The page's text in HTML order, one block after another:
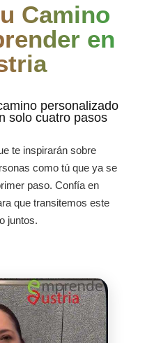
Camino
en
personalizado
solo cuatro pasos
te inspirarán sobre
como tú que ya se
paso. Confía en
que transitemos este
juntos.